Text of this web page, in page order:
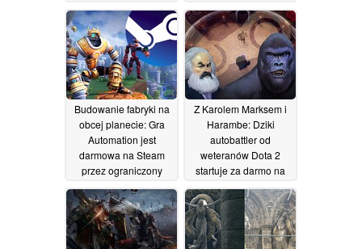
09/05/2026
Budowanie fabryki na
obcej planecie: Gra
Automation jest
darmowa na Steam
przez ograniczony
08/05/2026
Z Karolem Marksem i
Harambe: Dziki
autobattler od
weteranów Dota 2
startuje za darmo na
08/05/2026